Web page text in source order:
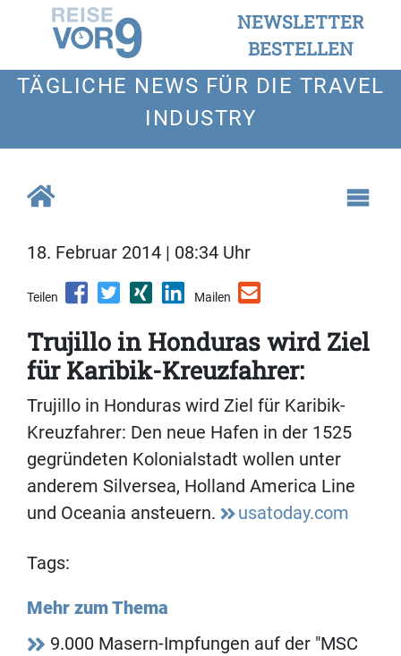
NEWSLETTER
BESTELLEN
TÄGLICHE NEWS FÜR DIE TRAVEL
INDUSTRY
18. Februar 2014 | 08:34 Uhr
Teilen Mailen
Trujillo in Honduras wird Ziel
für Karibik-Kreuzfahrer:
Trujillo in Honduras wird Ziel für Karibik-
Kreuzfahrer: Den neue Hafen in der 1525
gegründeten Kolonialstadt wollen unter
anderem Silversea, Holland America Line
und Oceania ansteuern.
usatoday.com
Tags:
Mehr zum Thema
9.000 Masern-Impfungen auf der "MSC